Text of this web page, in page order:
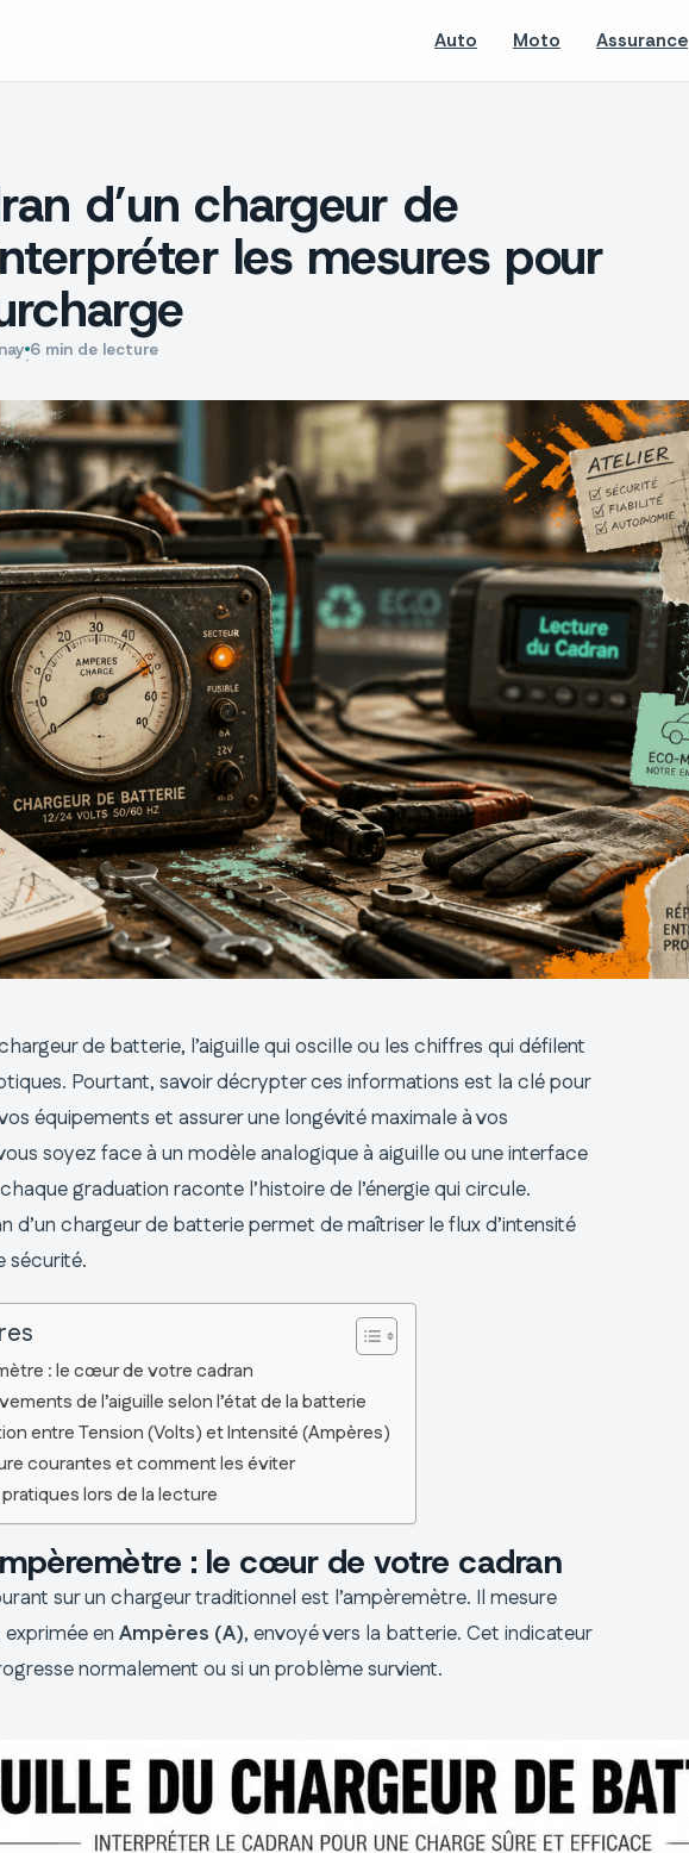
Auto Moto Assurance
d’un chargeur de
les mesures pour
·6 min de lecture
de batterie, l’aiguille qui oscille ou les chiffres qui défilent
Pourtant, savoir décrypter ces informations est la clé pour
équipements et assurer une longévité maximale à vos
soyez face à un modèle analogique à aiguille ou une interface
graduation raconte l’histoire de l’énergie qui circule.
d’un chargeur de batterie permet de maîtriser le flux d’intensité
sécurité.
: le cœur de votre cadran
de l’aiguille selon l’état de la batterie
entre Tension (Volts) et Intensité (Ampères)
courantes et comment les éviter
lors de la lecture
: le cœur de votre cadran
sur un chargeur traditionnel est l’ampèremètre. Il mesure
en Ampères (A), envoyé vers la batterie. Cet indicateur
normalement ou si un problème survient.